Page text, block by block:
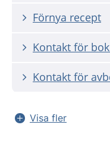
Förnya recept
Kontakt för
Kontakt för
Visa fler